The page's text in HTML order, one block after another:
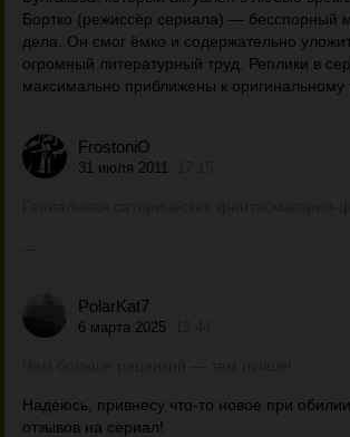
Бортко (режиссёр сериала) — бесспорный
дела. Он смог ёмко и содержательно
огромный литературный труд. Реплики в
максимально приближены к оригинальному
FrostoniO
31 июля 2011
PolarKat7
6 марта 2025
Надеюсь, привнесу что-то новое при
отзывов на сериал!